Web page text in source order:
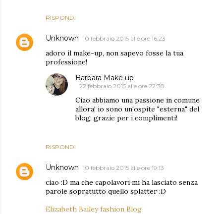
RISPONDI
Unknown 10 febbraio 2015 alle ore 16:23
adoro il make-up, non sapevo fosse la tua
professione!
RISPONDI
Barbara Make up
22 febbraio 2015 alle ore 22:38
Ciao abbiamo una passione in comune
allora! io sono un'ospite "esterna" del
blog, grazie per i complimenti!
Unknown 10 febbraio 2015 alle ore 19:13
ciao :D ma che capolavori mi ha lasciato senza
parole sopratutto quello splatter :D
Elizabeth Bailey fashion Blog